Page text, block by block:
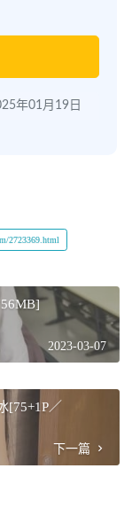
年01月19日
2723369.html
2023-03-07
[75+1P／
下一篇